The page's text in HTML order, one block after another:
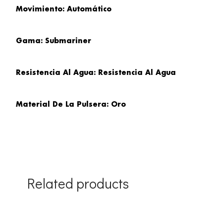
Movimiento: Automático
Gama: Submariner
Resistencia Al Agua: Resistencia Al Agua
Material De La Pulsera: Oro
Related products